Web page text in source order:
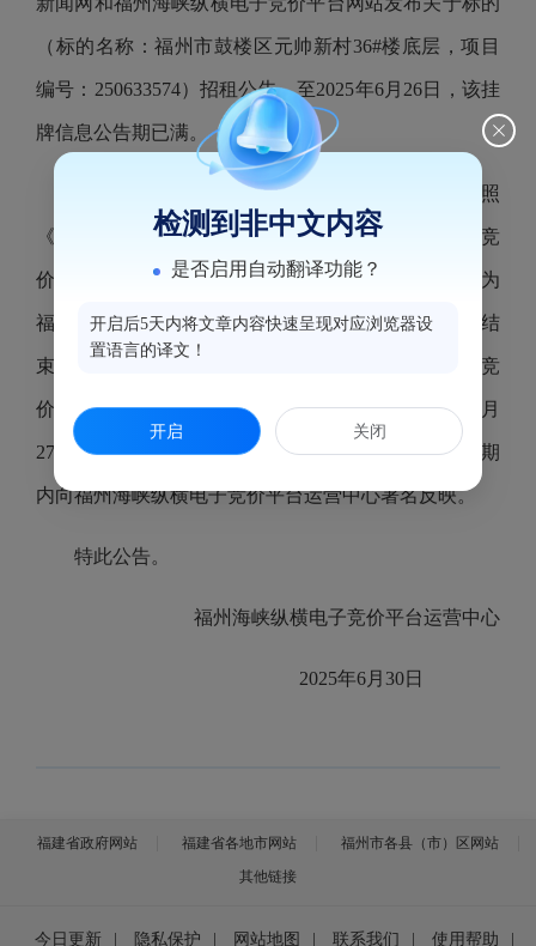
（标的名称：福州市鼓楼区元帅新村36#楼底层，项目
编号：250633574）招租公告。至2025年6月26日，该挂
牌信息公告期已满。
2025年6月27日，福州海峡纵横电子竞价平台按照
《国有资产公开招租办理规程（试行）》组织电子竞
价。最终该标的以租金14515（元/月）成交，承租人为
福州鼓楼区乐达家政服务有限公司，竞价活动已经结
束，该项目相关的交割手续将于近期办理。现将本次竞
价结果进行公告，公告5个工作日（公告期：2025年6月
27日-2025年7月3日），对本结果有异议者请在公告期
内向福州海峡纵横电子竞价平台运营中心署名反映。
特此公告。
福州海峡纵横电子竞价平台运营中心
2025年6月30日
福建省政府网站 福建省各地市网站
福州市各县（市）区网站
其他链接
今日更新 隐私保护 网站地图 联系我们 使用帮助
检测到非中文内容
是否启用自动翻译功能？
开启后5天内将文章内容快速呈现对应浏览器设
置语言的译文！
开启 关闭